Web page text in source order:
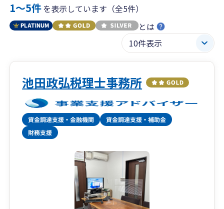
1〜5件を表示しています（全5件）
とは
池田政弘税理士事務所